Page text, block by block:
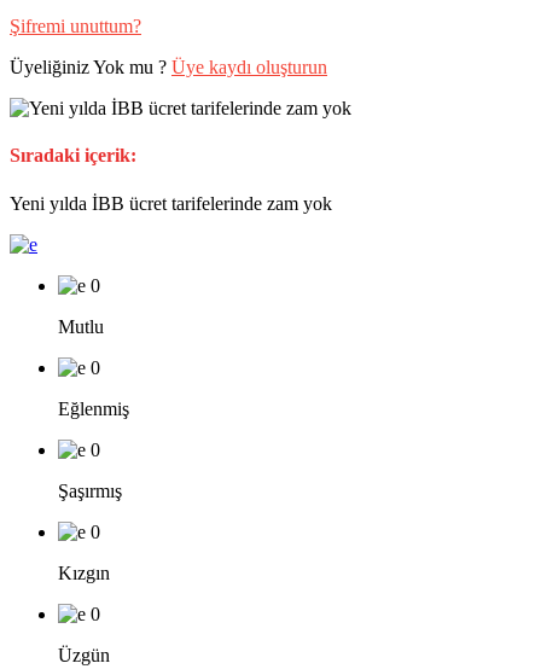
Şifremi unuttum?
Üyeliğiniz Yok mu ? Üye kaydı oluşturun
Sıradaki içerik:
Yeni yılda İBB ücret tarifelerinde zam yok
0
Mutlu
0
Eğlenmiş
0
Şaşırmış
0
Kızgın
0
Üzgün